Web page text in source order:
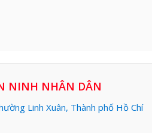
NINH NHÂN DÂN
Linh Xuân, Thành phố Hồ Chí